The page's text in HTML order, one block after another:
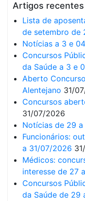
Artigos recentes
Lista de
de setembro de
Notícias a 3 e
Concursos
da Saúde a 3 e
Aberto
Alentejano 31/
Concursos
31/07/2026
Notícias de 29
Funcionários:
a 31/07/2026
Médicos:
interesse de 27
Concursos
da Saúde de 29